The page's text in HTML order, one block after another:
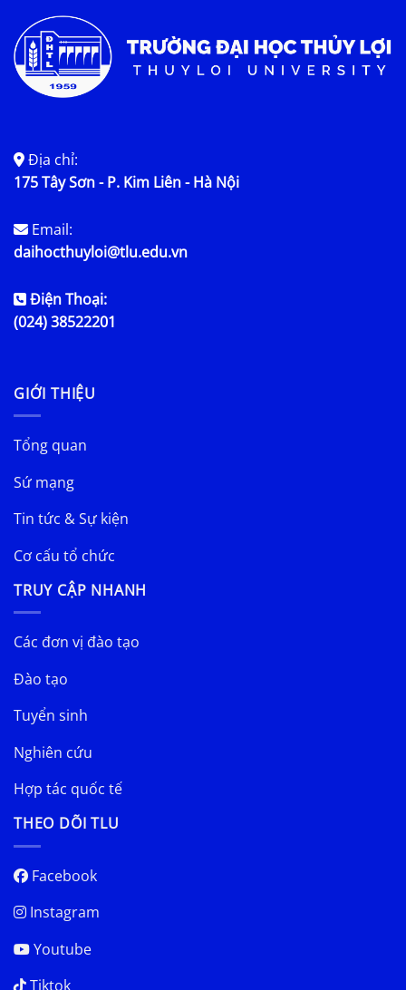
Địa chỉ:
175 Tây Sơn - P. Kim Liên - Hà Nội
Email:
daihocthuyloi@tlu.edu.vn
Điện Thoại:
(024) 38522201
GIỚI THIỆU
Tổng quan
Sứ mạng
Tin tức & Sự kiện
Cơ cấu tổ chức
TRUY CẬP NHANH
Các đơn vị đào tạo
Đào tạo
Tuyển sinh
Nghiên cứu
Hợp tác quốc tế
THEO DÕI TLU
Facebook
Instagram
Youtube
Tiktok